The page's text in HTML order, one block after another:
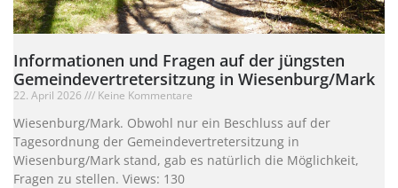
Informationen und Fragen auf der jüngsten
Gemeindevertretersitzung in Wiesenburg/Mark
22. April 2026 Keine Kommentare
Wiesenburg/Mark. Obwohl nur ein Beschluss auf der
Tagesordnung der Gemeindevertretersitzung in
Wiesenburg/Mark stand, gab es natürlich die Möglichkeit,
Fragen zu stellen. Views: 130